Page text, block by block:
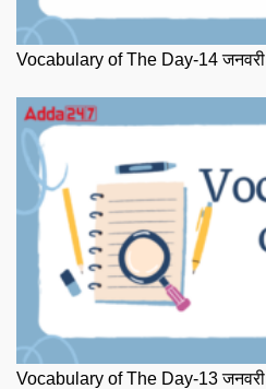
Vocabulary of The Day-14 जनवरी
Vocabulary of The Day-13 जनवरी